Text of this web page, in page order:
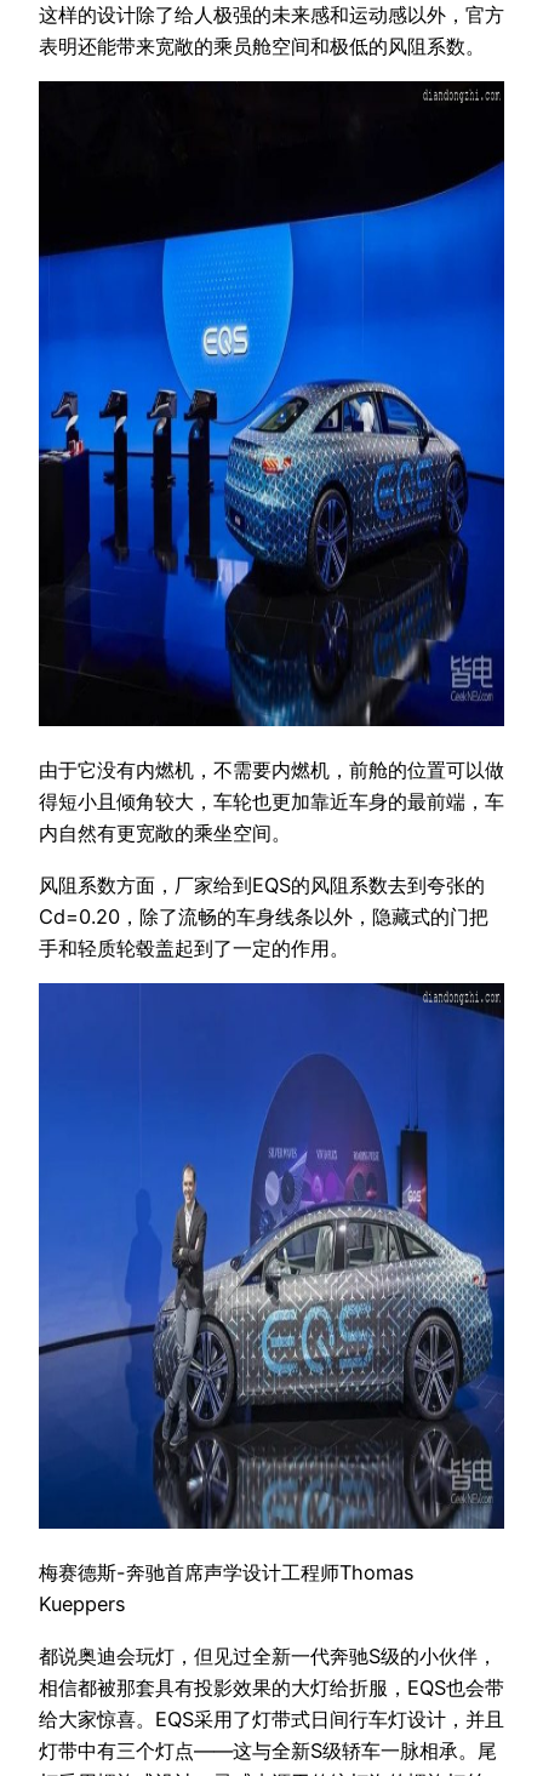
这样的设计除了给人极强的未来感和运动感以外，官方
表明还能带来宽敞的乘员舱空间和极低的风阻系数。
由于它没有内燃机，不需要内燃机，前舱的位置可以做
得短小且倾角较大，车轮也更加靠近车身的最前端，车
内自然有更宽敞的乘坐空间。
风阻系数方面，厂家给到EQS的风阻系数去到夸张的
Cd=0.20，除了流畅的车身线条以外，隐藏式的门把
手和轻质轮毂盖起到了一定的作用。
梅赛德斯-奔驰首席声学设计工程师Thomas
Kueppers
都说奥迪会玩灯，但见过全新一代奔驰S级的小伙伴，
相信都被那套具有投影效果的大灯给折服，EQS也会带
给大家惊喜。EQS采用了灯带式日间行车灯设计，并且
灯带中有三个灯点——这与全新S级轿车一脉相承。尾